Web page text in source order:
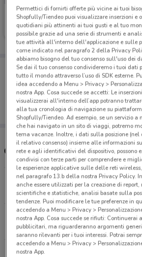
MediaWorld
Scade venerdì 2.8 km
Porta DoveConviene sempre
Puoi trovare le migliori offerte
salvarle e creare la tua lista del
dal tuo cellulare.
SCARICA
Orari e negozi Media World
Via San Quirico, 165 Campi
2.8 km
CHIUSO
Viuzzo Delle Case Nuove, 9/12
8.9 km
CHIUSO
Via Dei Rastrelli, 11/4 Firenze
Permettici di fornirti offerte più vicine ai tuoi
Shopfully/Tiendeo puoi visualizzare inserzioni e
quotidiani più attinenti ai tuoi gusti e al tuo
possibile grazie ad una serie di strumenti e
tue attività all'interno dell'applicazione e sulle
come indicato nel paragrafo 2 della Privacy
abbiamo bisogno del tuo consenso sull'uso dei
Se dai il tuo consenso condivideremo i tuoi dati
tutto il mondo attraverso l’uso di SDK esterne.
idea accedendo a Menu > Privacy >
nostra App. Cosa succede se accetti: Le
visualizzerai all'interno dell’app potranno
alla tua cronologia di navigazione su
Shopfully/Tiendeo. Ad esempio, se un servizio
che hai navigato in un sito di viaggi, potremo
tema vacanze. Inoltre, i dati sulla posizione (nel
il relativo consenso) insieme alle informazioni
rete e agli identificativi del dispositivo, possono
condivisi con terze parti per comprendere e
le esperienze applicative sulle delle reti
nel paragrafo 13.b della nostra Privacy Policy.
anche essere utilizzati per la creazione di
scientifiche e statistiche, analisi basate sulla
tendenze. Puoi modificare le tue preferenze in
accedendo a Menu > Privacy >
nostra App. Cosa succede se rifiuti: Continuerai
pubblicitari, ma riguarderanno argomenti
saranno rilevanti per i tuoi interessi. Potrai
accedendo a Menu > Privacy >
nostra App.